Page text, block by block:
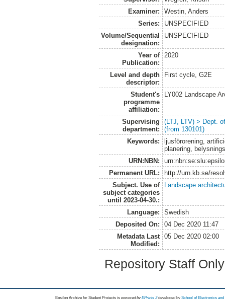
Examiner:
Westin, Anders
Series:
UNSPECIFIED
Volume/Sequential
designation:
UNSPECIFIED
Year of
Publication:
2020
Level and depth
descriptor:
First cycle, G2E
Student's
programme
affiliation:
LY002 Landscape
Supervising
department:
(LTJ, LTV) > Dept.
(from 130101)
Keywords:
ljusförorening,
planering,
URN:NBN:
Permanent URL:
http://urn.kb.se/
Subject. Use of
subject categories
until 2023-04-30.:
Landscape
Language:
Swedish
Deposited On:
04 Dec 2020 11:47
Metadata Last
Modified:
05 Dec 2020 02:00
Repository Staff
Epsilon Archive for Student Projects is powored byEPrints 3 developed by School of Electronics